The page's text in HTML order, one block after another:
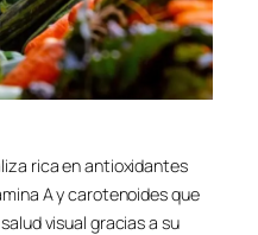
rica en antioxidantes
A y carotenoides que
visual gracias a su